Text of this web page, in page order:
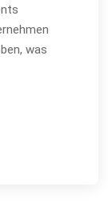
was